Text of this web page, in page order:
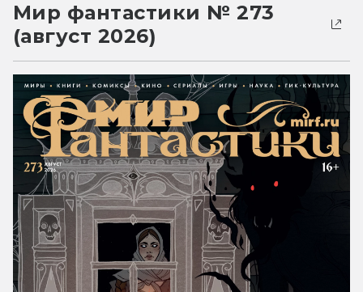
Мир фантастики № 273
(август 2026)